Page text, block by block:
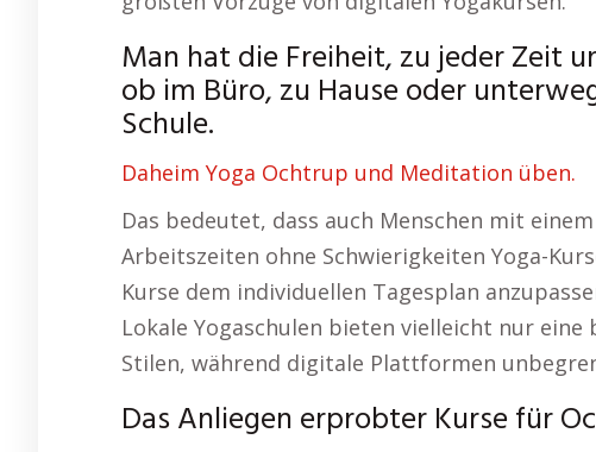
Man hat die Freiheit, zu jeder Zeit
ob im Büro, zu Hause oder
Schule.
Daheim Yoga Ochtrup und Meditation üben.
Das bedeutet, dass auch Menschen mit
Arbeitszeiten ohne Schwierigkeiten Yoga-
Kurse dem individuellen Tagesplan
Lokale Yogaschulen bieten vielleicht nur
Stilen, während digitale Plattformen
Das Anliegen erprobter Kurse für